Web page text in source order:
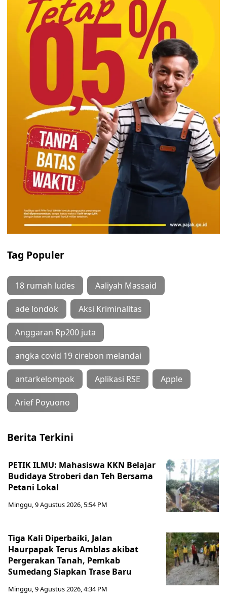
Tag Populer
18 rumah ludes Aaliyah Massaid
ade londok Aksi Kriminalitas
Anggaran Rp200 juta
angka covid 19 cirebon melandai
antarkelompok Aplikasi RSE Apple
Arief Poyuono
Berita Terkini
PETIK ILMU: Mahasiswa KKN Belajar
Budidaya Stroberi dan Teh Bersama
Petani Lokal
Minggu, 9 Agustus 2026, 5:54 PM
Tiga Kali Diperbaiki, Jalan
Haurpapak Terus Amblas akibat
Pergerakan Tanah, Pemkab
Sumedang Siapkan Trase Baru
Minggu, 9 Agustus 2026, 4:34 PM